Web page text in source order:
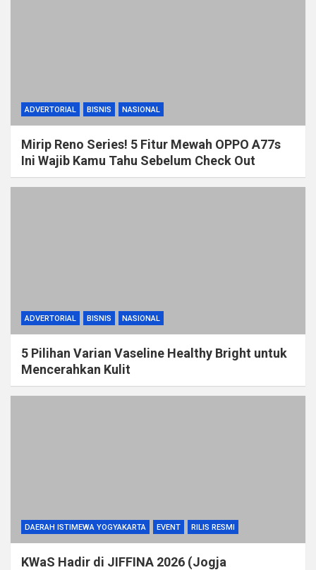
ADVERTORIAL BISNIS NASIONAL
Mirip Reno Series! 5 Fitur Mewah OPPO A77s
Ini Wajib Kamu Tahu Sebelum Check Out
ADVERTORIAL BISNIS NASIONAL
5 Pilihan Varian Vaseline Healthy Bright untuk
Mencerahkan Kulit
DAERAH ISTIMEWA YOGYAKARTA EVENT RILIS RESMI
KWaS Hadir di JIFFINA 2026 (Jogja